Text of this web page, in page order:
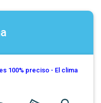
100% preciso - El clima